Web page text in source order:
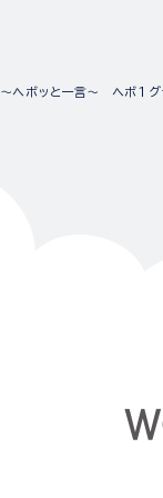
～ヘボッと一言～ ヘボ１グ